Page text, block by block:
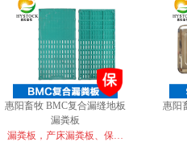
惠阳畜牧 BMC复合漏缝地板
漏粪板
漏粪板，产床漏粪板、保育
惠阳